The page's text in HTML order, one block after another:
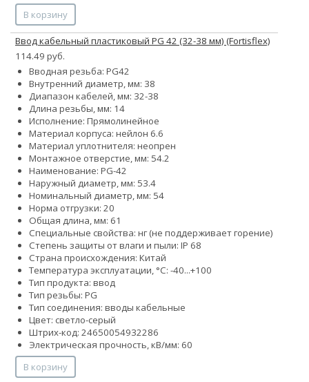
В корзину
Ввод кабельный пластиковый PG 42 (32-38 мм) (Fortisflex)
114.49 руб.
Вводная резьба: PG42
Внутренний диаметр, мм: 38
Диапазон кабелей, мм: 32-38
Длина резьбы, мм: 14
Исполнение: Прямолинейное
Материал корпуса: нейлон 6.6
Материал уплотнителя: неопрен
Монтажное отверстие, мм: 54.2
Наименование: PG-42
Наружный диаметр, мм: 53.4
Номинальный диаметр, мм: 54
Норма отгрузки: 20
Общая длина, мм: 61
Специальные свойства: нг (не поддерживает горение)
Степень защиты от влаги и пыли: IP 68
Страна происхождения: Китай
Температура эксплуатации, °С: -40...+100
Тип продукта: ввод
Тип резьбы: PG
Тип соединения: вводы кабельные
Цвет: светло-серый
Штрих-код: 24650054932286
Электрическая прочность, кВ/мм: 60
В корзину